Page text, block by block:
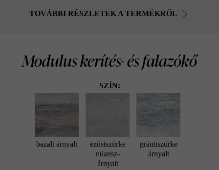
TOVÁBBI RÉSZLETEK A TERMÉKRŐL
Modulus kerítés- és falazókő
SZÍN:
bazalt árnyalt
ezüstszürke
nüansz-
árnyalt
gránitszürke
árnyalt